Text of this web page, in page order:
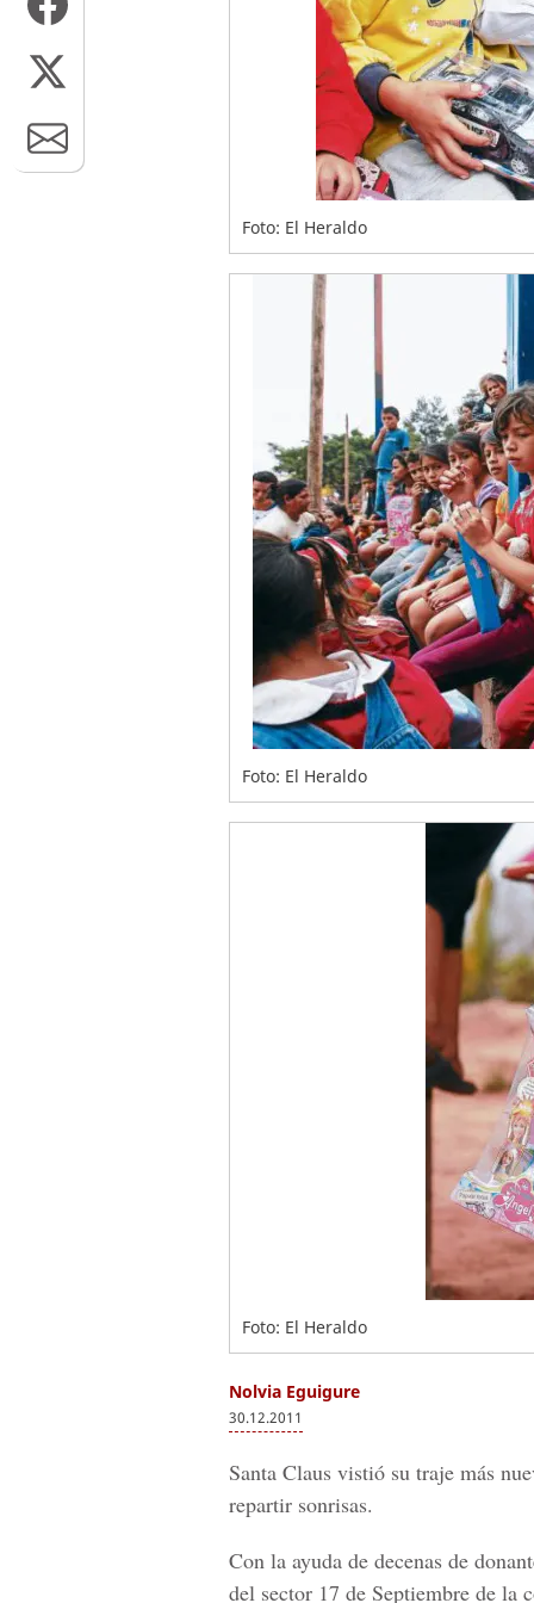
Foto: El Heraldo
Foto: El Heraldo
Foto: El Heraldo
Nolvia Eguigure
30.12.2011
Santa Claus vistió su traje más
repartir sonrisas.
Con la ayuda de decenas de
del sector 17 de Septiembre de la